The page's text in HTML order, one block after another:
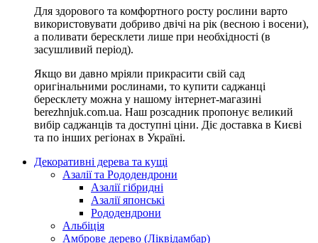
Для здорового та комфортного росту рослини варто
використовувати добриво двічі на рік (весною і восени),
а поливати бересклети лише при необхідності (в
засушливий період).
Якщо ви давно мріяли прикрасити свій сад
оригінальними рослинами, то купити саджанці
бересклету можна у нашому інтернет-магазині
berezhnjuk.com.ua. Наш розсадник пропонує великий
вибір саджанців та доступні ціни. Діє доставка в Києві
та по інших регіонах в Україні.
Декоративні дерева та кущі
Азалії та Рододендрони
Азалії гібридні
Азалії японські
Рододендрони
Альбіція
Амброве дерево (Ліквідамбар)